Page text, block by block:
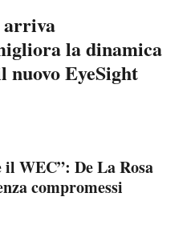
arriva
la dinamica
nuovo EyeSight
WEC”: De La Rosa
compromessi